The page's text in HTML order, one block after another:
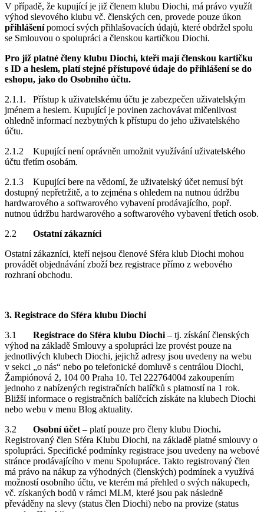
V případě, že kupující je již členem klubu Diochi, má právo využít
výhod slevového klubu vč. členských cen, provede pouze úkon
přihlášenípomocí svých přihlašovacích údajů, které obdržel spolu
se Smlouvou o spolupráci a členskou kartičkou Diochi.
Pro již platné členy klubu Diochi, kteří mají členskou kartičku
s ID a heslem, platí stejné přístupové údaje do přihlášení se do
eshopu, jako do Osobního účtu.
2.1.1. Přístup k uživatelskému účtu je zabezpečen uživatelským
jménem a heslem. Kupující je povinen zachovávat mlčenlivost
ohledně informací nezbytných k přístupu do jeho uživatelského
účtu.
2.1.2 Kupující není oprávněn umožnit využívání uživatelského
účtu třetím osobám.
2.1.3 Kupující bere na vědomí, že uživatelský účet nemusí být
dostupný nepřetržitě, a to zejména s ohledem na nutnou údržbu
hardwarového a softwarového vybavení prodávajícího, popř.
nutnou údržbu hardwarového a softwarového vybavení třetích osob.
2.2 Ostatní zákazníci
Ostatní zákazníci, kteří nejsou členové Sféra klub Diochi mohou
provádět objednávání zboží bez registrace přímo z webového
rozhraní obchodu.
3. Registrace do Sféra klubu Diochi
3.1 Registrace do Sféra klubu Diochi – tj. získání členských
výhod na základě Smlouvy a spolupráci lze provést pouze na
jednotlivých klubech Diochi, jejichž adresy jsou uvedeny na webu
v sekci „o nás“ nebo po telefonické domluvě s centrálou Diochi,
Žampiónová 2, 104 00 Praha 10. Tel 222764004 zakoupením
jednoho z nabízených registračních balíčků s platností na 1 rok.
Bližší informace o registračních balíčcích získáte na klubech Diochi
nebo webu v menu Blog aktuality.
3.2 Osobní účet – platí pouze pro členy klubu Diochi.
Registrovaný člen Sféra Klubu Diochi, na základě platné smlouvy o
spolupráci. Specifické podmínky registrace jsou uvedeny na webové
stránce prodávajícího v menu Spolupráce. Takto registrovaný člen
má právo na nákup za výhodných (členských) podmínek a využívá
možností osobního účtu, ve kterém má přehled o svých nákupech,
vč. získaných bodů v rámci MLM, které jsou pak následně
převáděny na slevy (status člen Diochi) nebo na provize (status